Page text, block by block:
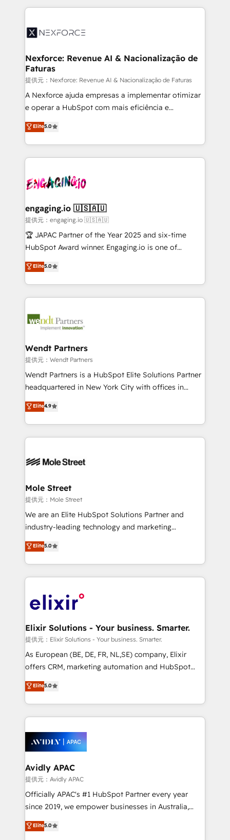
retail, salud, banca, bienes raíces, construcción y
B2B.
Integrations; complex builds delivered in weeks, not
workflows; automation agents; process optimization
Healthcare: HIPAA implementations; secure data
workflows 💼 Financial Services: compliant
workflows; audit-ready reporting ⚖️ Legal: client
intake; pipeline and document workflows 🛒 E-
Commerce: Shopify, WooCommerce; lifecycle and
portfolio and lifecycle management 🏭
Manufacturing: ERP integrations; operational
implementations where required 💡 Why 500+
Clients Choose Us: Elite Partner; technical, fast, and
built to scale.
Nexforce: Revenue AI & Nacionalização de
Faturas
提供元：Nexforce: Revenue AI & Nacionalização de Faturas
A Nexforce ajuda empresas a implementar otimizar
e operar a HubSpot com mais eficiência e
previsibilidade de receita. Combinamos Revenue
Operations (RevOps) e Inteligência Artificial para
estruturar processos integrar sistemas organizar
dados e automatizar operações. O objetivo é
operacional de receita conectando equipes
Também somos distribuidores oficiais da HubSpot
e de mais de 150 softwares globais permitindo
contratar e pagar a HubSpot em reais com nota
fiscal no Brasil e gerar economia de até 50% na
Oferecemos ainda agentes de IA especializados em
HubSpot que automatizam tarefas executam rotinas
empresas em 13 países utilizam a Nexforce. Somos
a maior parceira da HubSpot na América Latina e
HubSpot.
Elite5.0
engaging.io 🇺🇸🇦🇺
提供元：engaging.io 🇺🇸🇦🇺
🏆 JAPAC Partner of the Year 2025 and six-time
HubSpot Award winner. Engaging.io is one of
HubSpot’s most experienced Agency Partners
globally, delivering complex HubSpot
implementations for 16+ years. With 700+ projects
completed across APAC and North America, we help
migrations, custom integrations, data architecture,
Salesforce, Microsoft Dynamics, and legacy CRM
migrations; custom integrations with platforms
including Ticketmaster, Ticketek, SevenRooms,
NetSuite, Snowflake, and Salesforce; HubSpot CMS
a Ticketmaster Nexus Partner, we deliver advanced
sports and events integrations in the HubSpot
include five HubSpot Academy accreditations, six
Elite5.0
Wendt Partners
提供元：Wendt Partners
Wendt Partners is a HubSpot Elite Solutions Partner
headquartered in New York City with offices in
Toronto, London and Melbourne. As a global
HubSpot partner, we specialize in working with
sophisticated B2B companies to implement the
HubSpot CRM platform across client organizations.
industrial/manufacturing, professional services,
distribution, commercial real estate, technology,
finserv/fintech, IT managed services, transportation
& logistics, energy/solar, staffing and recruiting,
media, healthcare and government contractors. Our
Technical Solutions, Enablement Solutions, Digital
Solutions and Growth Solutions. As a fully
engagement. In addition, we are SOC 2, ISO 27001,
GDPR and HIPAA compliant for global IT security
Elite4.9
Mole Street
提供元：Mole Street
We are an Elite HubSpot Solutions Partner and
industry-leading technology and marketing
consultancy. Our focus is on enterprise and mid-
market B2B companies globally that want a strategic
approach to execute their goals through creative
applications of our solutions; Technical HubSpot
Design, Migrations + Integrations. Mole Street’s
greatness, which is achieved through creating
absolute clarity, derived from a well-defined
strategy, executed well, and reported on with clear
results. The culture is driven by core values; Joy, Grit,
Mindedness, and Clarity. We are driven to win for the
collective good of the company and its clientele, and
things are happening.
Elite5.0
Elixir Solutions - Your business. Smarter.
提供元：Elixir Solutions - Your business. Smarter.
As European (BE, DE, FR, NL,SE) company, Elixir
offers CRM, marketing automation and HubSpot
integration products and services to mid-market
and enterprise customers. We ensure that your sales,
service and marketing department operates in the
most effective way, while at the same time
integrated buyers journey. Elixir is located in
Brussels, Munich, Cologne "Köln", Paris, Amsterdam
and Stockholm Elixir is a first mover and leader
when it comes to HubSpot sales and service
implementations, highly renowned for our business
acumen, process (re-)design experience and a
integrate HubSpot with complex solutions like SAP,
Elite5.0
Avidly APAC
提供元：Avidly APAC
Officially APAC's #1 HubSpot Partner every year
since 2019, we empower businesses in Australia,
New Zealand, and globally to realise their full
potential through enterprise HubSpot CRM
Elite5.0